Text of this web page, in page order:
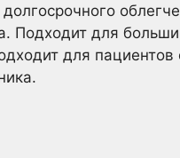
Подходит для
для